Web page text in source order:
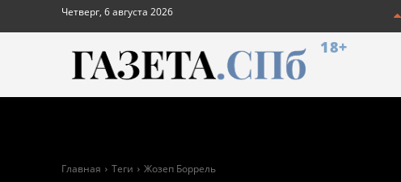
Четверг, 6 августа 2026
18+
Главная Теги Жозеп Боррель